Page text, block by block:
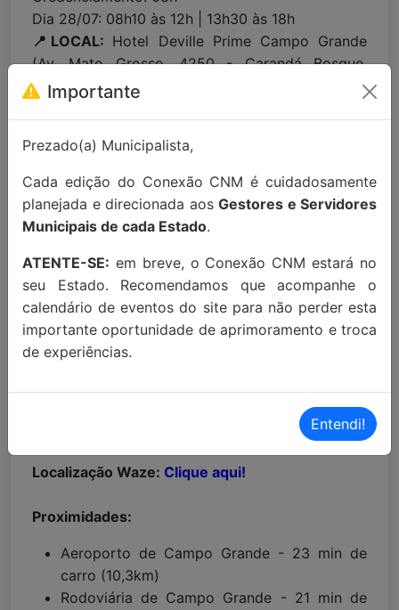
Dia 28/07: 08h10 às 12h | 13h30 às 18h
📍LOCAL: Hotel Deville Prime Campo Grande
(Av. Mato Grosso, 4250 - Carandá Bosque,
Campo Grande/MS, 79002-232)
Para maiores informações entre em
app (51) 99215-3439.
Apoio Institucional:
Localização Waze: Clique aqui!
Proximidades:
Aeroporto de Campo Grande - 23 min de
carro (10,3km)
Rodoviária de Campo Grande - 21 min de
Importante
Prezado(a) Municipalista,
Cada edição do Conexão CNM é cuidadosamente
planejada e direcionada aos Gestores e Servidores
Municipais de cada Estado.
ATENTE-SE: em breve, o Conexão CNM estará no
seu Estado. Recomendamos que acompanhe o
calendário de eventos do site para não perder esta
importante oportunidade de aprimoramento e troca
de experiências.
Entendi!